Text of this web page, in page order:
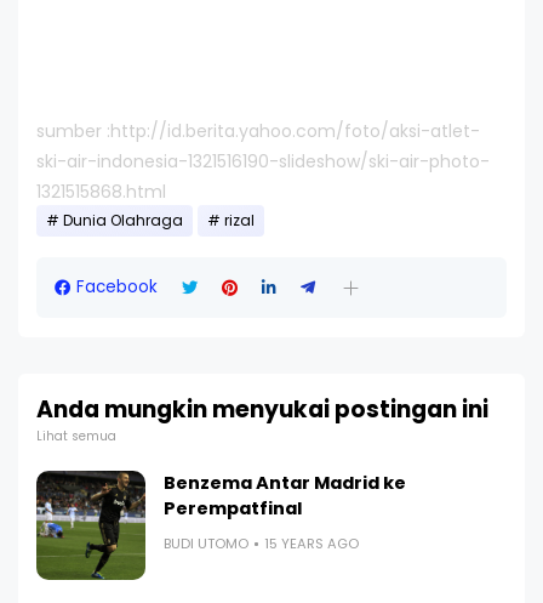
sumber :http://id.berita.yahoo.com/foto/aksi-atlet-
ski-air-indonesia-1321516190-slideshow/ski-air-photo-
1321515868.html
Dunia Olahraga rizal
Facebook
Anda mungkin menyukai postingan ini
Lihat semua
Benzema Antar Madrid ke
Perempatfinal
BUDI UTOMO 15 YEARS AGO